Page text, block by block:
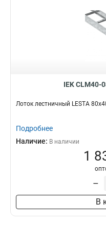
IEK CLM40-
Лоток лестничный LESTA
Подробнее
Наличие: В наличии
1
–
В